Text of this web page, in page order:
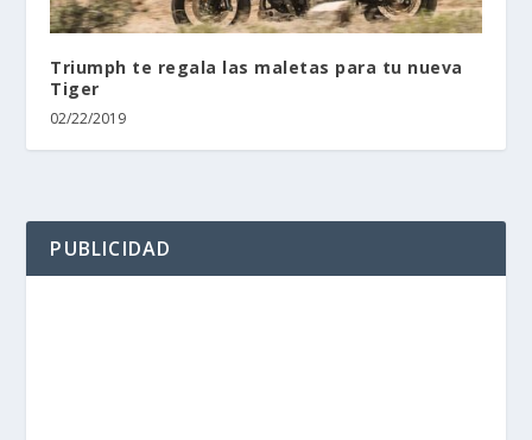
Triumph te regala las maletas para tu nueva
Tiger
02/22/2019
PUBLICIDAD